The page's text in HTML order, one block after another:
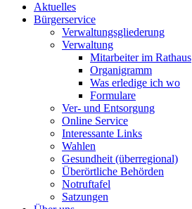
Aktuelles
Bürgerservice
Verwaltungsgliederung
Verwaltung
Mitarbeiter im Rathaus
Organigramm
Was erledige ich wo
Formulare
Ver- und Entsorgung
Online Service
Interessante Links
Wahlen
Gesundheit (überregional)
Überörtliche Behörden
Notruftafel
Satzungen